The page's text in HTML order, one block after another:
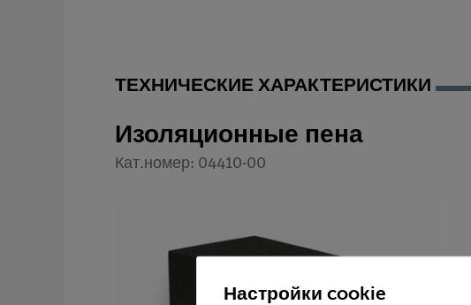
ТЕХНИЧЕСКИЕ ХАРАКТЕРИСТИКИ
Изоляционные пена
Кат.номер: 04410-00
Настройки cookie